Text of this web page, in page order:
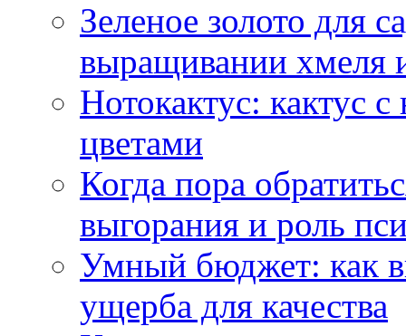
Зеленое золото для
выращивании хмеля
Нотокактус: кактус
цветами
Когда пора
выгорания и роль
Умный бюджет: как
ущерба для качества